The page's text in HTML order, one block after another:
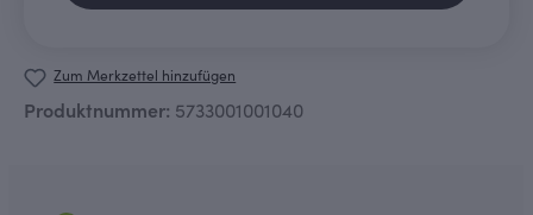
Zum Merkzettel hinzufügen
Produktnummer: 5733001001040